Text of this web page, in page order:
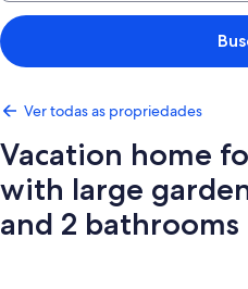
Ver todas as propriedades
Vacation home
with large
and 2 bathrooms